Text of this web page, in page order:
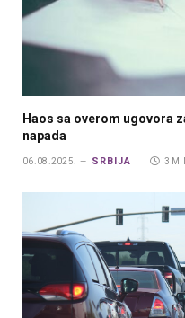
Haos sa overom ugovora
napada
06.08.2025. SRBIJA 3